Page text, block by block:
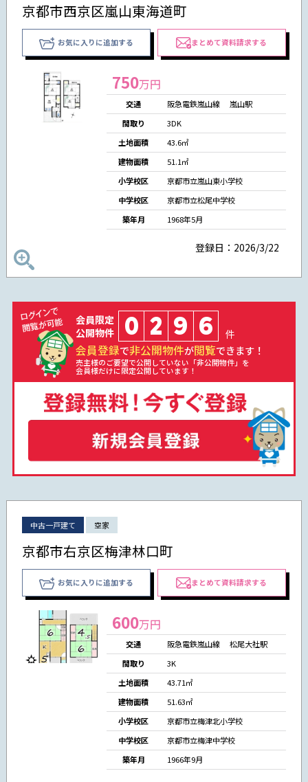
京都市西京区嵐山東海道町
お気に入りに追加する まとめて資料請求する
750万円
交通
阪急電鉄嵐山線 嵐山駅
間取り
3DK
土地面積
43.6㎡
建物面積
51.1㎡
小学校区
京都市立嵐山東小学校
中学校区
京都市立松尾中学校
築年月
1968年5月
登録日：2026/3/22
会員限定
公開物件
0 2 9 6 件
会員登録で非公開物件が閲覧できます！
売主様のご要望で公開していない「非公開物件」を
会員様だけに限定公開しています！
中古一戸建て 空家
京都市右京区梅津林口町
お気に入りに追加する まとめて資料請求する
600万円
交通
阪急電鉄嵐山線 松尾大社駅
間取り
3K
土地面積
43.71㎡
建物面積
51.63㎡
小学校区
京都市立梅津北小学校
中学校区
京都市立梅津中学校
築年月
1966年9月